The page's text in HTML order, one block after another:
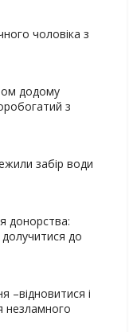
чоловіка з
додому
з
забір води
донорства:
до
–відновитися і
незламного